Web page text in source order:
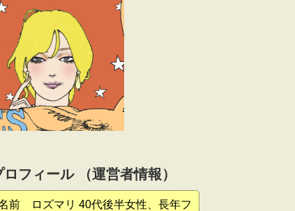
ロフィール （運営者情報）
前 ロズマリ 40代後半女性、長年フ